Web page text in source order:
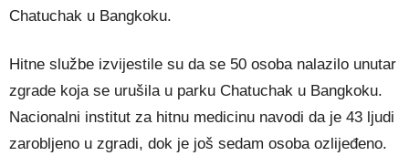
Chatuchak u Bangkoku.
Hitne službe izvijestile su da se 50 osoba nalazilo unutar
zgrade koja se urušila u parku Chatuchak u Bangkoku.
Nacionalni institut za hitnu medicinu navodi da je 43 ljudi
zarobljeno u zgradi, dok je još sedam osoba ozlijeđeno.